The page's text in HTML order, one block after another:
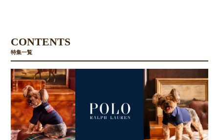
CONTENTS
特集一覧